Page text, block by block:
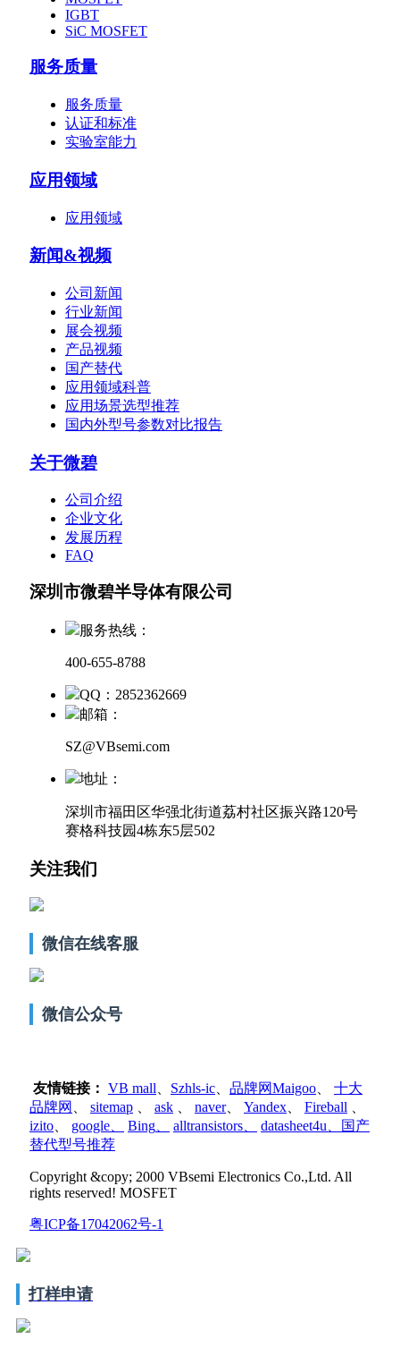
IGBT
SiC MOSFET
服务质量
服务质量
认证和标准
实验室能力
应用领域
应用领域
新闻&视频
公司新闻
行业新闻
展会视频
产品视频
国产替代
应用领域科普
应用场景选型推荐
国内外型号参数对比报告
关于微碧
公司介绍
企业文化
发展历程
FAQ
深圳市微碧半导体有限公司
服务热线：
400-655-8788
QQ：2852362669
邮箱：
SZ@VBsemi.com
地址：
深圳市福田区华强北街道荔村社区振兴路120号
赛格科技园4栋东5层502
关注我们
微信在线客服
微信公众号
友情链接： VB mall Szhls-ic 品牌网Maigoo
十大
品牌网
sitemap ask naver、 Yandex Fireball
izito
google Bing alltransistors
datasheet4u、国产
替代型号推荐
Copyright &copy; 2000 VBsemi Electronics Co.,Ltd. All
rights reserved! MOSFET
粤ICP备17042062号-1
打样申请